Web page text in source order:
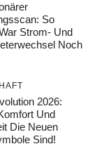
So
Strom- Und
Noch
2026:
Und
Die Neuen
Sind!